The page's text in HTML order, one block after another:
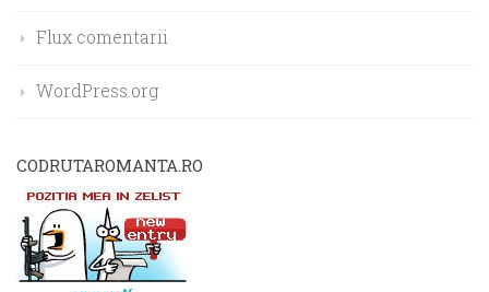
Flux comentarii
WordPress.org
CODRUTAROMANTA.RO